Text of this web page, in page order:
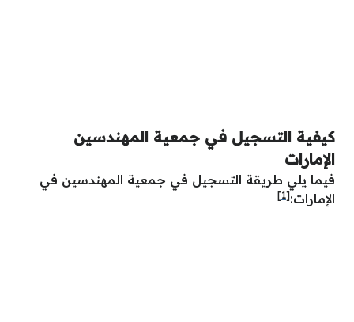
كيفية التسجيل في جمعية المهندسين
الإمارات
فيما يلي طريقة التسجيل في جمعية المهندسين في
الإمارات:[1]